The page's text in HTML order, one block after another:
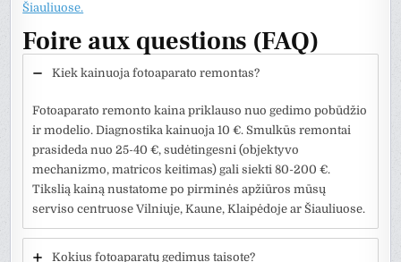
Šiauliuose.
Foire aux questions (FAQ)
Kiek kainuoja fotoaparato remontas?
Fotoaparato remonto kaina priklauso nuo gedimo pobūdžio
ir modelio. Diagnostika kainuoja 10 €. Smulkūs remontai
prasideda nuo 25-40 €, sudėtingesni (objektyvo
mechanizmo, matricos keitimas) gali siekti 80-200 €.
Tikslią kainą nustatome po pirminės apžiūros mūsų
serviso centruose Vilniuje, Kaune, Klaipėdoje ar Šiauliuose.
Kokius fotoaparatų gedimus taisote?